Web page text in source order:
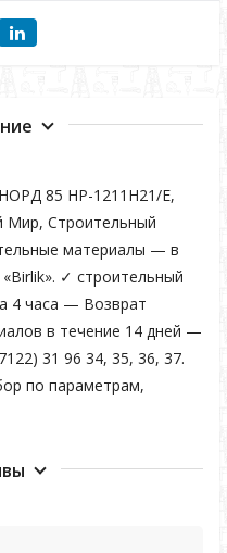
85 HP-1211H21/E,
Мир, Строительный
материалы — в
✓ строительный
4 часа — Возврат
в течение 14 дней —
31 96 34, 35, 36, 37.
по параметрам,